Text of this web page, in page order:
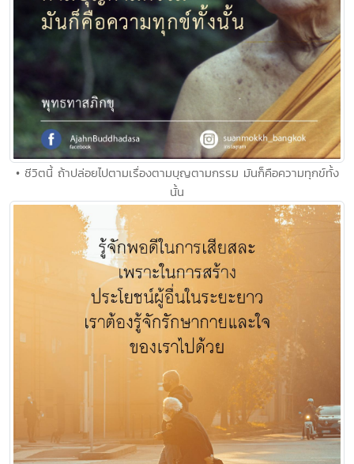
• ชีวิตนี้ ถ้าปล่อยไปตามเรื่องตามบุญตามกรรม มันก็คือความทุกข์ทั้ง
นั้น